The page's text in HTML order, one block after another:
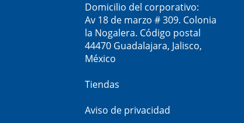
Domicilio del corporativo:
Av 18 de marzo # 309. Colonia
la Nogalera. Código postal
44470 Guadalajara, Jalisco,
México
Tiendas
Aviso de privacidad